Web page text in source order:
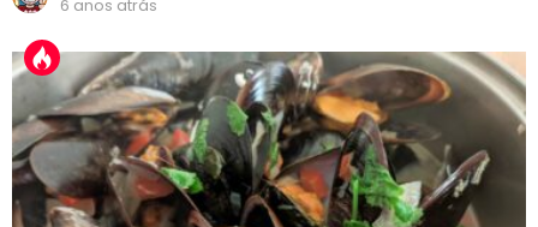
6 anos atrás